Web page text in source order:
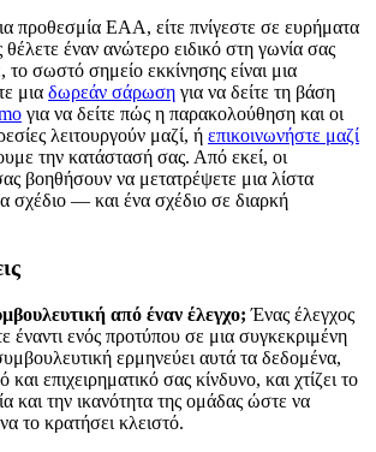
προθεσμία EAA, είτε πνίγεστε σε ευρήματα
θέλετε έναν ανώτερο ειδικό στη γωνία σας
το σωστό σημείο εκκίνησης είναι μια
μια δωρεάν σάρωση για να δείτε τη βάση
για να δείτε πώς η παρακολούθηση και οι
λειτουργούν μαζί, ή επικοινωνήστε μαζί
την κατάστασή σας. Από εκεί, οι
βοηθήσουν να μετατρέψετε μια λίστα
σχέδιο — και ένα σχέδιο σε διαρκή
από έναν έλεγχο; Ένας έλεγχος
έναντι ενός προτύπου σε μια συγκεκριμένη
ερμηνεύει αυτά τα δεδομένα,
και επιχειρηματικό σας κίνδυνο, και χτίζει το
και την ικανότητα της ομάδας ώστε να
το κρατήσει κλειστό.